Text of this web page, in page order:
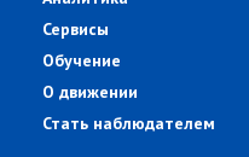
Сервисы
Обучение
О движении
Стать наблюдателем